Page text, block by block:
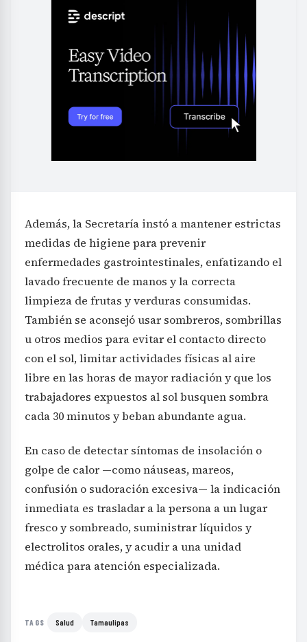
Además, la Secretaría instó a mantener estrictas
medidas de higiene para prevenir
enfermedades gastrointestinales, enfatizando el
lavado frecuente de manos y la correcta
limpieza de frutas y verduras consumidas.
También se aconsejó usar sombreros, sombrillas
u otros medios para evitar el contacto directo
con el sol, limitar actividades físicas al aire
libre en las horas de mayor radiación y que los
trabajadores expuestos al sol busquen sombra
cada 30 minutos y beban abundante agua.
En caso de detectar síntomas de insolación o
golpe de calor —como náuseas, mareos,
confusión o sudoración excesiva— la indicación
inmediata es trasladar a la persona a un lugar
fresco y sombreado, suministrar líquidos y
electrolitos orales, y acudir a una unidad
médica para atención especializada.
TAGS Salud Tamaulipas